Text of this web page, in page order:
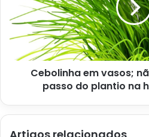
Reportagem sobre os benefícios
extraída do site
A resposta dessa pergunta é
acordo com a nutricionista Lais
saudável, o milho não será o
Cebolinha em vasos;
passo do plantio na